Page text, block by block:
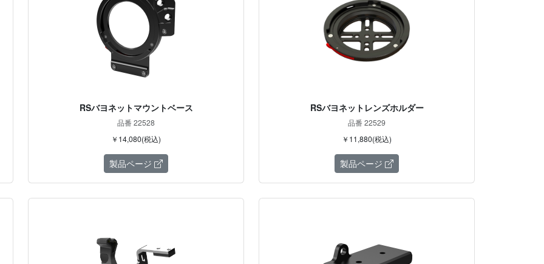
RSバヨネットマウントベース
品番 22528
￥14,080(税込)
製品ページ
RSバヨネットレンズホルダー
品番 22529
￥11,880(税込)
製品ページ